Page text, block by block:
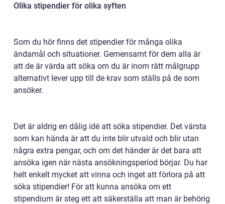
Olika stipendier för olika syften
Som du hör finns det stipendier för många olika
ändamål och situationer. Gemensamt för dem alla är
att de är värda att söka om du är inom rätt målgrupp
alternativt lever upp till de krav som ställs på de som
ansöker.
Det är aldrig en dålig idé att söka stipendier. Det värsta
som kan hända är att du inte blir utvald och blir utan
några extra pengar, och om det händer är det bara att
ansöka igen när nästa ansökningsperiod börjar. Du har
helt enkelt mycket att vinna och inget att förlora på att
söka stipendier! För att kunna ansöka om ett
stipendium är steg ett att säkerställa att man är behörig